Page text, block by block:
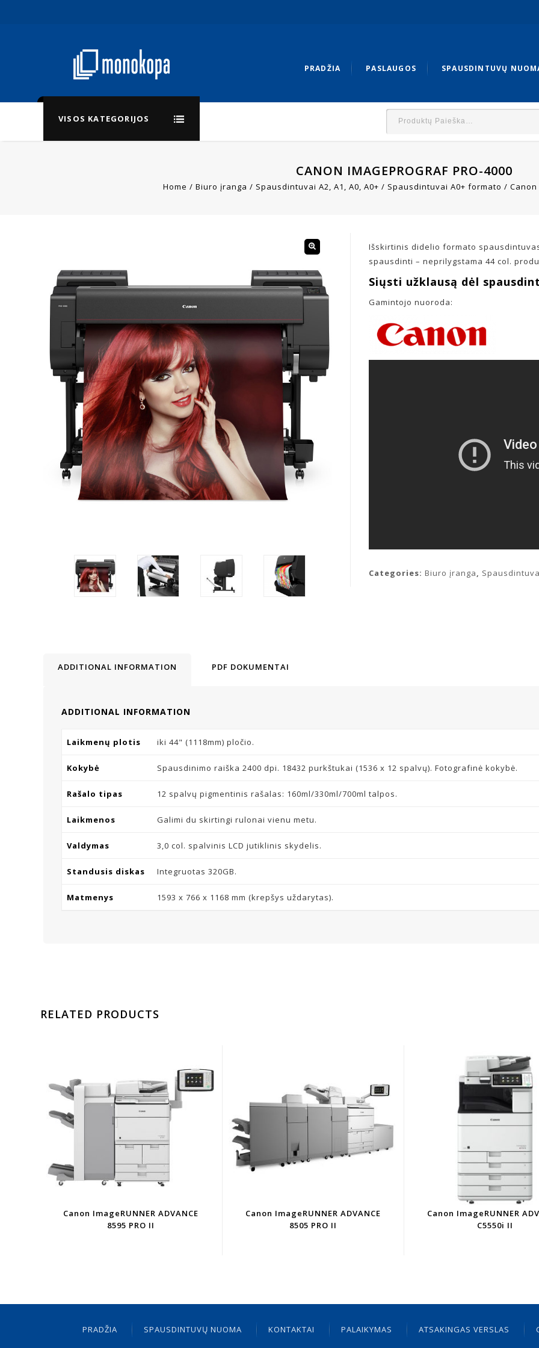
PRADŽIA PASLAUGOS SPAUSDINTUVŲ
VISOS KATEGORIJOS
CANON IMAGEPROGRAF PRO-4000
Home / Biuro įranga / Spausdintuvai A2, A1, A0, A0+ / Spausdintuvai A0+ formato / Canon
Išskirtinis didelio formato
spausdinti – neprilygstama 44 col.
Siųsti užklausą dėl
Gamintojo nuoroda:
Categories: Biuro įranga,
ADDITIONAL INFORMATION PDF DOKUMENTAI
ADDITIONAL INFORMATION
Laikmenų plotis iki 44" (1118mm) pločio.
Kokybė Spausdinimo raiška 2400 dpi. 18432 purkštukai (1536 x 12 spalvų). Fotografinė kokybė.
Rašalo tipas 12 spalvų pigmentinis rašalas: 160ml/330ml/700ml talpos.
Laikmenos Galimi du skirtingi rulonai vienu metu.
Valdymas 3,0 col. spalvinis LCD jutiklinis skydelis.
Standusis diskas Integruotas 320GB.
Matmenys 1593 x 766 x 1168 mm (krepšys uždarytas).
RELATED PRODUCTS
Canon ImageRUNNER ADVANCE
8595 PRO II
Canon ImageRUNNER ADVANCE
8505 PRO II
Canon ImageRUNNER
C5550i II
PRADŽIA SPAUSDINTUVŲ NUOMA KONTAKTAI PALAIKYMAS ATSAKINGAS VERSLAS